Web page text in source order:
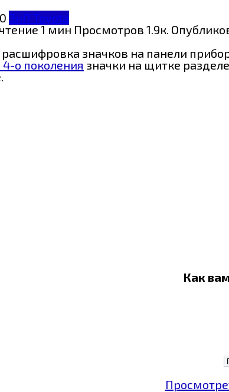
ЗнП Toyota
1 мин Просмотров 1.9к.
значков на панели
4-о поколения значки на щитке
Как